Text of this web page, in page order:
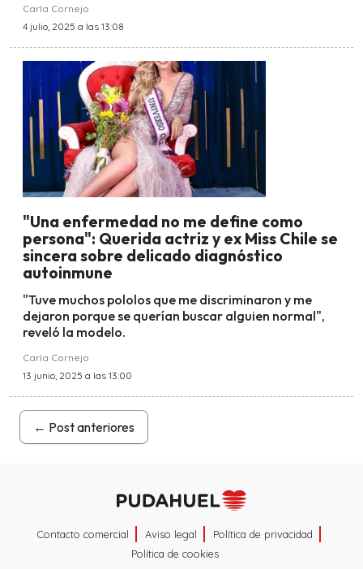
Carla Cornejo
4 julio, 2025 a las 13:08
"Una enfermedad no me define como
persona": Querida actriz y ex Miss Chile se
sincera sobre delicado diagnóstico
autoinmune
"Tuve muchos pololos que me discriminaron y me
dejaron porque se querían buscar alguien normal",
reveló la modelo.
Carla Cornejo
13 junio, 2025 a las 13:00
← Post anteriores
Contacto comercial Aviso legal
Política de privacidad
Política de cookies